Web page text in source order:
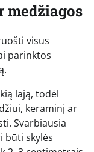
medžiagos
visus
parinktos
lają, todėl
keraminį ar
Svarbiausia
būti skylės